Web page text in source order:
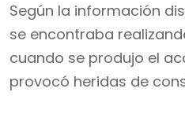
Según la información
se encontraba
cuando se produjo el
provocó heridas de